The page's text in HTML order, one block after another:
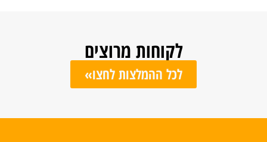
לקוחות מרוצים
לכל ההמלצות לחצו»